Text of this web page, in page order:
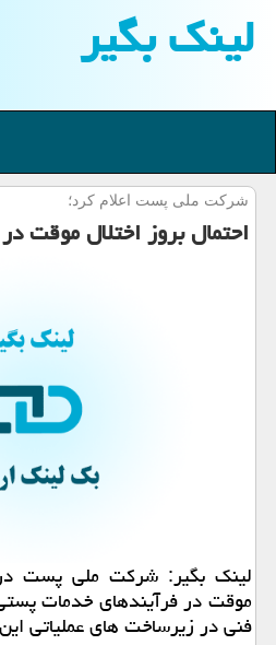
لینك بگیر
شركت ملی پست اعلام كرد؛
احتمال بروز اختلال موقت
لینك بگیر: شركت ملی پست
موقت در فرآیندهای خدمات
فنی در زیرساخت های عملیاتی